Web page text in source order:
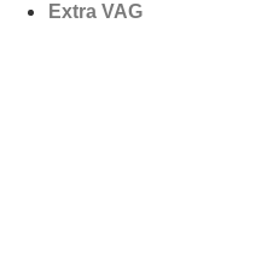
Extra VAG